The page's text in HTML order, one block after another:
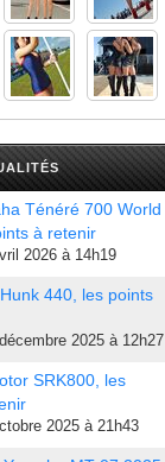
Ténéré 700 World
à retenir
2026 à 14h19
440, les points
2025 à 12h27
SRK800, les
2025 à 21h43